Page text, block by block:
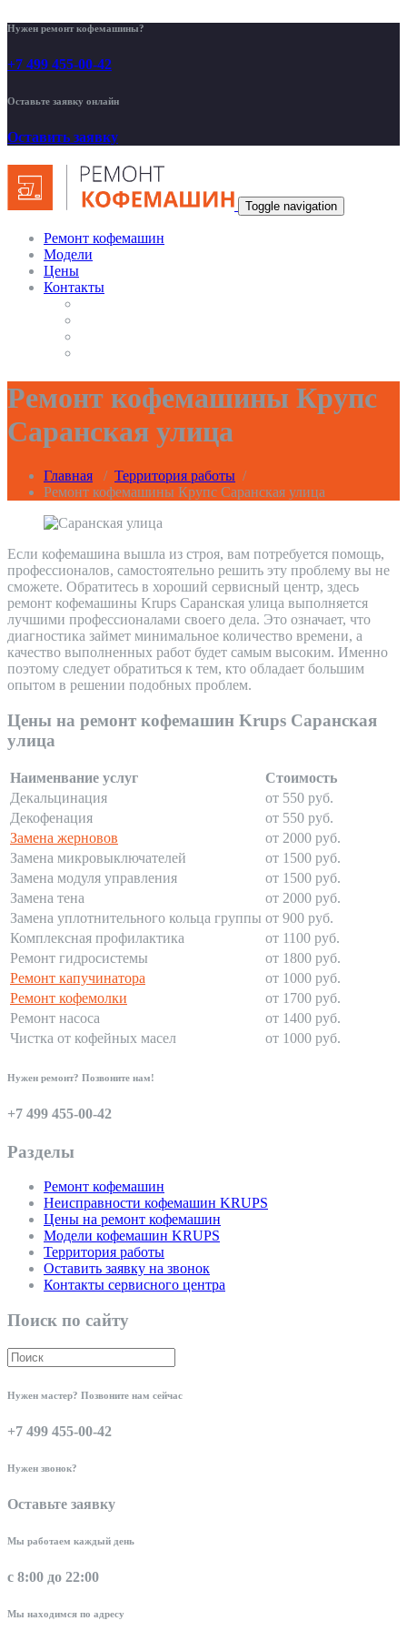
Нужен ремонт кофемашины?
+7 499 455-00-42
Оставьте заявку онлайн
Оставить заявку
Toggle navigation
Ремонт кофемашин
Модели
Цены
Контакты
Ремонт кофемашины Крупс
Саранская улица
Главная / Территория работы /
Ремонт кофемашины Крупс Саранская улица
Если кофемашина вышла из строя, вам потребуется помощь,
профессионалов, самостоятельно решить эту проблему вы не
сможете. Обратитесь в хороший сервисный центр, здесь
ремонт кофемашины Krups Саранская улица выполняется
лучшими профессионалами своего дела. Это означает, что
диагностика займет минимальное количество времени, а
качество выполненных работ будет самым высоким. Именно
поэтому следует обратиться к тем, кто обладает большим
опытом в решении подобных проблем.
Цены на ремонт кофемашин Krups Саранская
улица
Наименвание услуг
Стоимость
Декальцинация
от 550 руб.
Декофенация
от 550 руб.
Замена жерновов
от 2000 руб.
Замена микровыключателей
от 1500 руб.
Замена модуля управления
от 1500 руб.
Замена тена
от 2000 руб.
Замена уплотнительного кольца группы от 900 руб.
Комплексная профилактика
от 1100 руб.
Ремонт гидросистемы
от 1800 руб.
Ремонт капучинатора
от 1000 руб.
Ремонт кофемолки
от 1700 руб.
Ремонт насоса
от 1400 руб.
Чистка от кофейных масел
от 1000 руб.
Нужен ремонт? Позвоните нам!
+7 499 455-00-42
Разделы
Ремонт кофемашин
Неисправности кофемашин KRUPS
Цены на ремонт кофемашин
Модели кофемашин KRUPS
Территория работы
Оставить заявку на звонок
Контакты сервисного центра
Поиск по сайту
Нужен мастер? Позвоните нам сейчас
+7 499 455-00-42
Нужен звонок?
Оставьте заявку
Мы работаем каждый день
с 8:00 до 22:00
Мы находимся по адресу